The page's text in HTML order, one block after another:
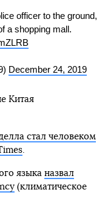
officer to the ground,
a shopping mall.
December 24, 2019
Китая
стал человеком
.
языка назвал
(климатическое